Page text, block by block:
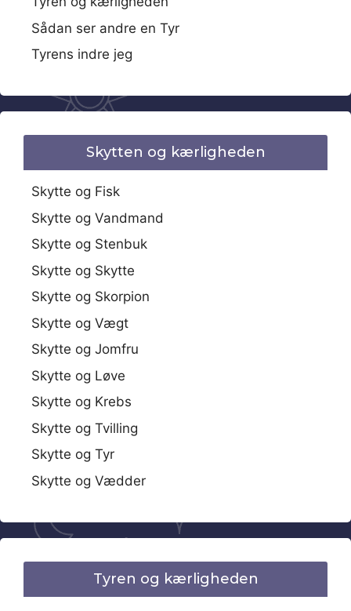
Sådan ser andre en Tyr
Tyrens indre jeg
Skytten og kærligheden
Skytte og Fisk
Skytte og Vandmand
Skytte og Stenbuk
Skytte og Skytte
Skytte og Skorpion
Skytte og Vægt
Skytte og Jomfru
Skytte og Løve
Skytte og Krebs
Skytte og Tvilling
Skytte og Tyr
Skytte og Vædder
Tyren og kærligheden